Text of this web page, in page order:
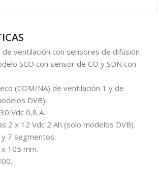
ventilación con sensores de difusión
SCO con sensor de CO y SDN con
(COM/NA) de ventilación 1 y de
DVB)
Vdc 0,8 A.
2 x 12 Vdc 2 Ah (solo modelos DVB).
7 segmentos.
105 mm.